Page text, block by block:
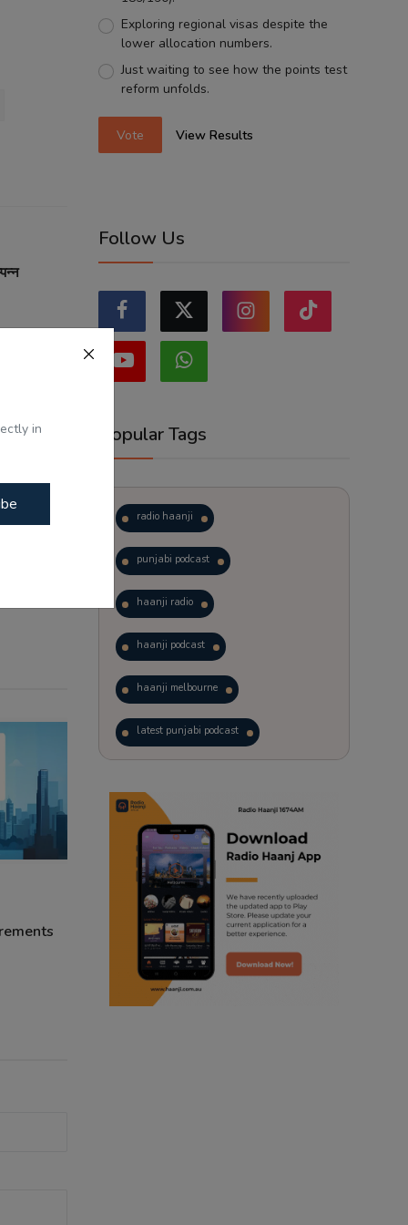
in
Exploring regional visas despite the
lower allocation numbers.
Just waiting to see how the points test
reform unfolds.
Vote View Results
Follow Us
Popular Tags
radio haanji
punjabi podcast
haanji radio
haanji podcast
haanji melbourne
latest punjabi podcast
trending punjabi podcast
ranjodh singh
radio haanji updates
punjabi podcast australia
punjabi kahani